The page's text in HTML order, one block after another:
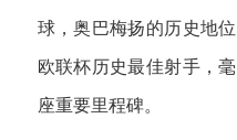
球，奥巴梅扬的历史地
欧联杯历史最佳射手，
座重要里程碑。